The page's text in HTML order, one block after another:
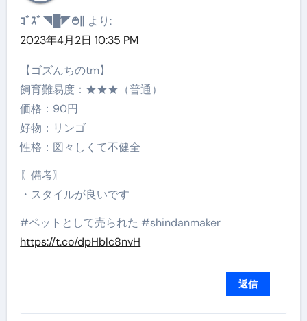
ｺﾞｽﾞ◥█̆̈◤࿉∥ より:
2023年4月2日 10:35 PM
【ゴズんちのtm】
飼育難易度：★★★（普通）
価格：90円
好物：リンゴ
性格：図々しくて不健全
〖備考〗
・スタイルが良いです
#ペットとして売られた #shindanmaker
https://t.co/dpHblc8nvH
返信